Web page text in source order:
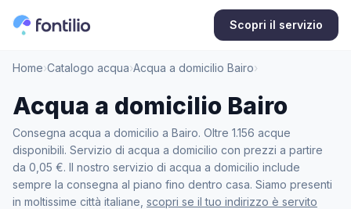
Scopri il servizio
Home›Catalogo acqua›Acqua a domicilio Bairo›
Acqua a domicilio Bairo
Consegna acqua a domicilio a Bairo. Oltre 1.156 acque
disponibili. Servizio di acqua a domicilio con prezzi a partire
da 0,05 €. Il nostro servizio di acqua a domicilio include
sempre la consegna al piano fino dentro casa. Siamo presenti
in moltissime città italiane, scopri se il tuo indirizzo è servito